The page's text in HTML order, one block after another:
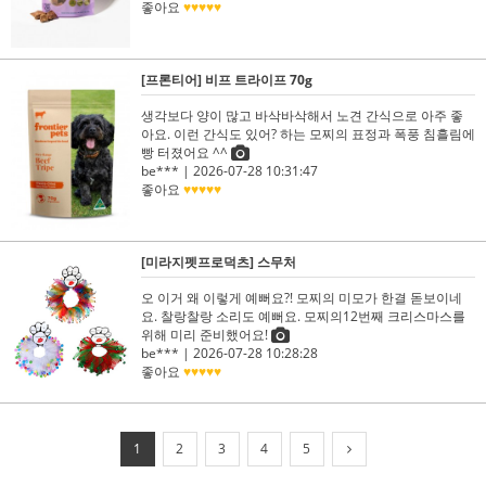
좋아요 ♥♥♥♥♥
[프론티어] 비프 트라이프 70g
생각보다 양이 많고 바삭바삭해서 노견 간식으로 아주 좋
아요. 이런 간식도 있어? 하는 모찌의 표정과 폭풍 침흘림에
빵 터졌어요 ^^
be*** | 2026-07-28 10:31:47
좋아요 ♥♥♥♥♥
[미라지펫프로덕츠] 스무처
오 이거 왜 이렇게 예뻐요?! 모찌의 미모가 한결 돋보이네
요. 찰랑찰랑 소리도 예뻐요. 모찌의12번째 크리스마스를
위해 미리 준비했어요!
be*** | 2026-07-28 10:28:28
좋아요 ♥♥♥♥♥
1 2 3 4 5